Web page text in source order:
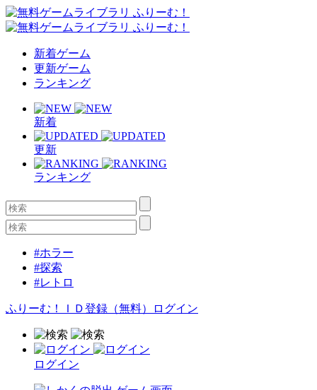
新着ゲーム
更新ゲーム
ランキング
新着
更新
ランキング
#ホラー
#探索
#レトロ
ふりーむ！ＩＤ登録（無料） ログイン
ログイン